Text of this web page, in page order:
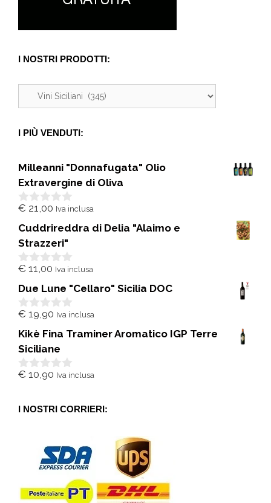
I NOSTRI PRODOTTI:
I PIÙ VENDUTI:
Milleanni "Donnafugata" Olio
Extravergine di Oliva
0
u
5
€ 21,00 Iva inclusa
Cuddrireddra di Delia "Alaimo e
Strazzeri"
0
u
5
€ 11,00 Iva inclusa
Due Lune "Cellaro" Sicilia DOC
0
u
5
€ 19,90 Iva inclusa
Kikè Fina Traminer Aromatico IGP Terre
Siciliane
0
5
€ 10,90 Iva inclusa
I NOSTRI CORRIERI: